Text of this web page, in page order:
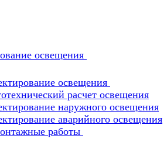
освещения
освещения
расчет освещения
наружного освещения
аварийного освещения
работы